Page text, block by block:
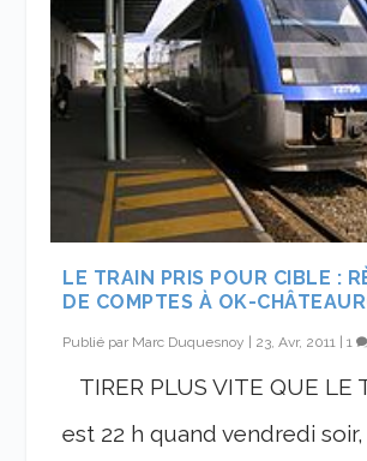
LE TRAIN PRIS POUR CIBLE :
DE COMPTES À OK-
Publié par Marc Duquesnoy 23, Avr, 2011 |1
TIRER PLUS VITE QUE LE
est 22 h quand vendredi soir,